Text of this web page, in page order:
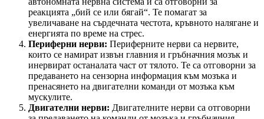
реакцията „бий се или бягай“. Те помагат за
увеличаване на сърдечната честота, кръвното налягане и
енергията по време на стрес.
Периферни нерви: Периферните нерви са нервите,
които се намират извън главния и гръбначния мозък и
инервират останалата част от тялото. Те са отговорни за
предаването на сензорна информация към мозъка и
пренасянето на двигателни команди от мозъка към
мускулите.
Двигателни нерви: Двигателните нерви са отговорни